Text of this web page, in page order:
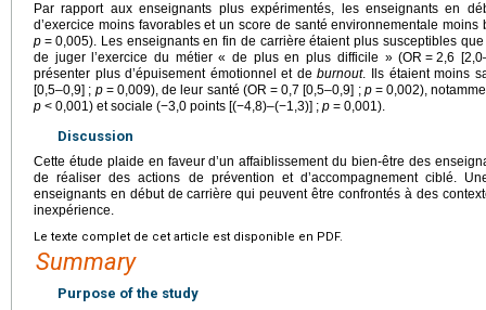
Par rapport aux enseignants plus expérimentés, les enseignants en
d’exercice moins favorables et un score de santé environnementale moins
p = 0,005). Les enseignants en fin de carrière étaient plus susceptibles
de juger l’exercice du métier « de plus en plus difficile » (OR = 2,6
présenter plus d’épuisement émotionnel et deburnout. Ils étaient moins
[0,5–0,9] ; p = 0,009), de leur santé (OR = 0,7 [0,5–0,9] ;p = 0,002),
p < 0,001) et sociale (−3,0 points [(−4,8)–(−1,3)] ; p = 0,001).
Discussion
Cette étude plaide en faveur d’un affaiblissement du bien-être des
de réaliser des actions de prévention et d’accompagnement ciblé.
enseignants en début de carrière qui peuvent être confrontés à des
inexpérience.
Le texte complet de cet article est disponible en PDF.
Summary
Purpose of the study